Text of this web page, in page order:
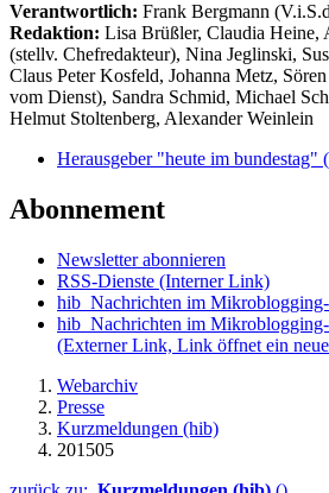
Verantwortlich: Frank Bergmann
Redaktion: Lisa Brüßler, Claudia Heine,
(stellv. Chefredakteur), Nina Jeglinski,
Claus Peter Kosfeld, Johanna Metz,
vom Dienst), Sandra Schmid, Michael
Helmut Stoltenberg, Alexander Weinlein
Herausgeber "heute im bundestag"
Abonnement
Newsletter abonnieren
RSS-Dienste (Interner Link)
hib_Nachrichten im
hib_Nachrichten im
(Externer Link, Link öffnet ein
Webarchiv
Presse
Kurzmeldungen (hib)
201505